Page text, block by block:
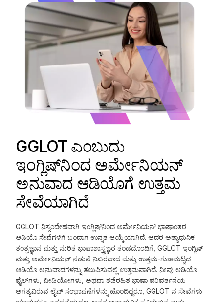
GGLOT ಎಂಬುದು
ಇಂಗ್ಲಿಷ್‌ನಿಂದ ಅರ್ಮೇನಿಯನ್
ಅನುವಾದ ಆಡಿಯೊಗೆ ಉತ್ತಮ
ಸೇವೆಯಾಗಿದೆ
GGLOT ನಿಸ್ಸಂದೇಹವಾಗಿ ಇಂಗ್ಲಿಷ್‌ನಿಂದ ಅರ್ಮೇನಿಯನ್ ಭಾಷಾಂತರ
ಆಡಿಯೊ ಸೇವೆಗಳಿಗೆ ಬಂದಾಗ ಉನ್ನತ ಆಯ್ಕೆಯಾಗಿದೆ. ಅದರ ಅತ್ಯಾಧುನಿಕ
ತಂತ್ರಜ್ಞಾನ ಮತ್ತು ನುರಿತ ಭಾಷಾಶಾಸ್ತ್ರಜ್ಞರ ತಂಡದೊಂದಿಗೆ, GGLOT ಇಂಗ್ಲಿಷ್
ಮತ್ತು ಅರ್ಮೇನಿಯನ್ ನಡುವೆ ನಿಖರವಾದ ಮತ್ತು ಉತ್ತಮ-ಗುಣಮಟ್ಟದ
ಆಡಿಯೊ ಅನುವಾದಗಳನ್ನು ತಲುಪಿಸುವಲ್ಲಿ ಉತ್ತಮವಾಗಿದೆ. ನೀವು ಆಡಿಯೊ
ಫೈಲ್‌ಗಳು, ವೀಡಿಯೋಗಳು, ಅಥವಾ ತಡೆರಹಿತ ಭಾಷಾ ಪರಿವರ್ತನೆಯ
ಅಗತ್ಯವಿರುವ ಲೈವ್ ಸಂಭಾಷಣೆಗಳನ್ನು ಹೊಂದಿದ್ದರೂ, GGLOT ನ ಸೇವೆಗಳು